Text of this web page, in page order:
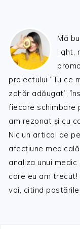
Mă
light,
proiectului ”Tu ce
zahăr adăugat”,
fiecare schimbare
am rezonat și cu
Niciun articol de
afecțiune
analiza unui
care eu am
voi, citind